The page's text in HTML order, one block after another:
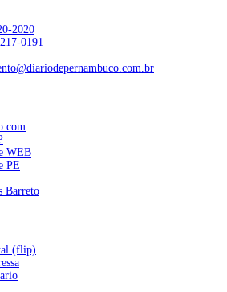
2020
0191
WEB
PE
Barreto
(flip)